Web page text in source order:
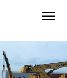
menu